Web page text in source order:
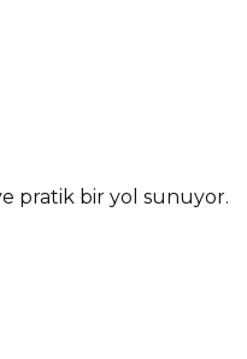
pratik bir yol sunuyor.